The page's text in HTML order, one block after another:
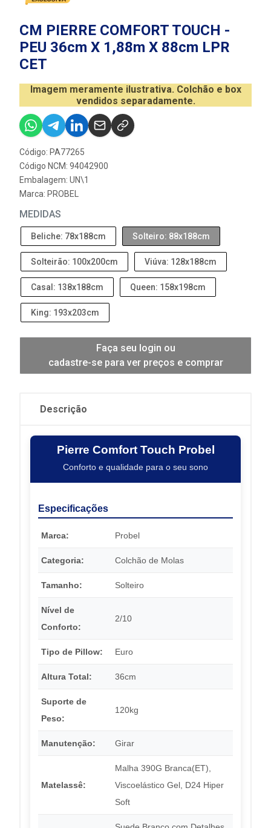
CM PIERRE COMFORT TOUCH -
PEU 36cm X 1,88m X 88cm LPR
CET
Imagem meramente ilustrativa. Colchão e box
vendidos separadamente.
Código: PA77265
Código NCM: 94042900
Embalagem: UN\1
Marca: PROBEL
MEDIDAS
Beliche: 78x188cm Solteiro: 88x188cm
Solteirão: 100x200cm Viúva: 128x188cm
Casal: 138x188cm Queen: 158x198cm
King: 193x203cm
Faça seu login ou
cadastre-se para ver preços e comprar
Descrição
Pierre Comfort Touch Probel
Conforto e qualidade para o seu sono
Especificações
Marca: Probel
Categoria: Colchão de Molas
Tamanho: Solteiro
Nível de
Conforto:
2/10
Tipo de Pillow: Euro
Altura Total: 36cm
Suporte de
Peso:
120kg
Manutenção: Girar
Matelassê:
Malha 390G Branca(ET),
Viscoelástico Gel, D24 Hiper
Soft